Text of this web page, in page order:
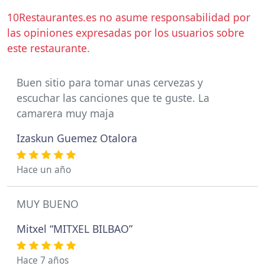
10Restaurantes.es no asume responsabilidad por
las opiniones expresadas por los usuarios sobre
este restaurante.
Buen sitio para tomar unas cervezas y
escuchar las canciones que te guste. La
camarera muy maja
Izaskun Guemez Otalora
Hace un año
MUY BUENO
Mitxel “MITXEL BILBAO”
Hace 7 años